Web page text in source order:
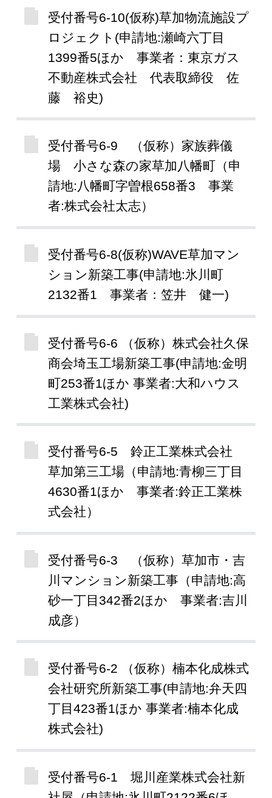
受付番号6-10(仮称)草加物流施設プ
ロジェクト(申請地:瀬崎六丁目
1399番5ほか 事業者：東京ガス
不動産株式会社 代表取締役 佐
藤 裕史)
受付番号6-9 （仮称）家族葬儀
場 小さな森の家草加八幡町（申
請地:八幡町字曽根658番3 事業
者:株式会社太志）
受付番号6-8(仮称)WAVE草加マン
ション新築工事(申請地:氷川町
2132番1 事業者：笠井 健一)
受付番号6-6 （仮称）株式会社久保
商会埼玉工場新築工事(申請地:金明
町253番1ほか 事業者:大和ハウス
工業株式会社)
受付番号6-5 鈴正工業株式会社
草加第三工場（申請地:青柳三丁目
4630番1ほか 事業者:鈴正工業株
式会社）
受付番号6-3 （仮称）草加市・吉
川マンション新築工事（申請地:高
砂一丁目342番2ほか 事業者:吉川
成彦）
受付番号6-2 （仮称）楠本化成株式
会社研究所新築工事(申請地:弁天四
丁目423番1ほか 事業者:楠本化成
株式会社)
受付番号6-1 堀川産業株式会社新